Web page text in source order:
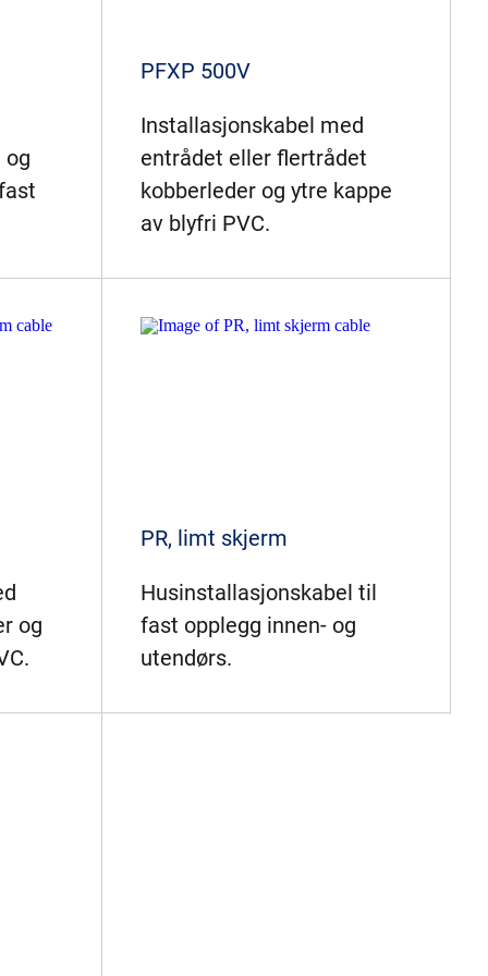
og
PFXP 500V
Installasjonskabel med
entrådet eller flertrådet
kobberleder og ytre kappe
av blyfri PVC.
og
PR, limt skjerm
Husinstallasjonskabel til
fast opplegg innen- og
utendørs.